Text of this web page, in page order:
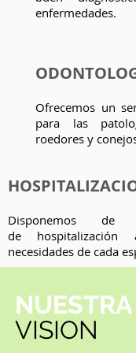
enfermedades.
Ofrecemos un
para las
roedores y
Disponemos de
de hospitalización
necesidades de cada
NUESTRA
VISION